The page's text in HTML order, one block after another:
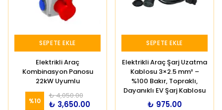
SEPETE EKLE
Elektrikli Araç
Kombinasyon Panosu
22kW Uyumlu
%10
₺ 4,050.00
₺ 3,650.00
SEPETE EKLE
Elektrikli Araç Şarj Uzatma
Kablosu 3×2.5 mm² –
%100 Bakır, Topraklı,
Dayanıklı EV Şarj Kablosu
₺ 975.00